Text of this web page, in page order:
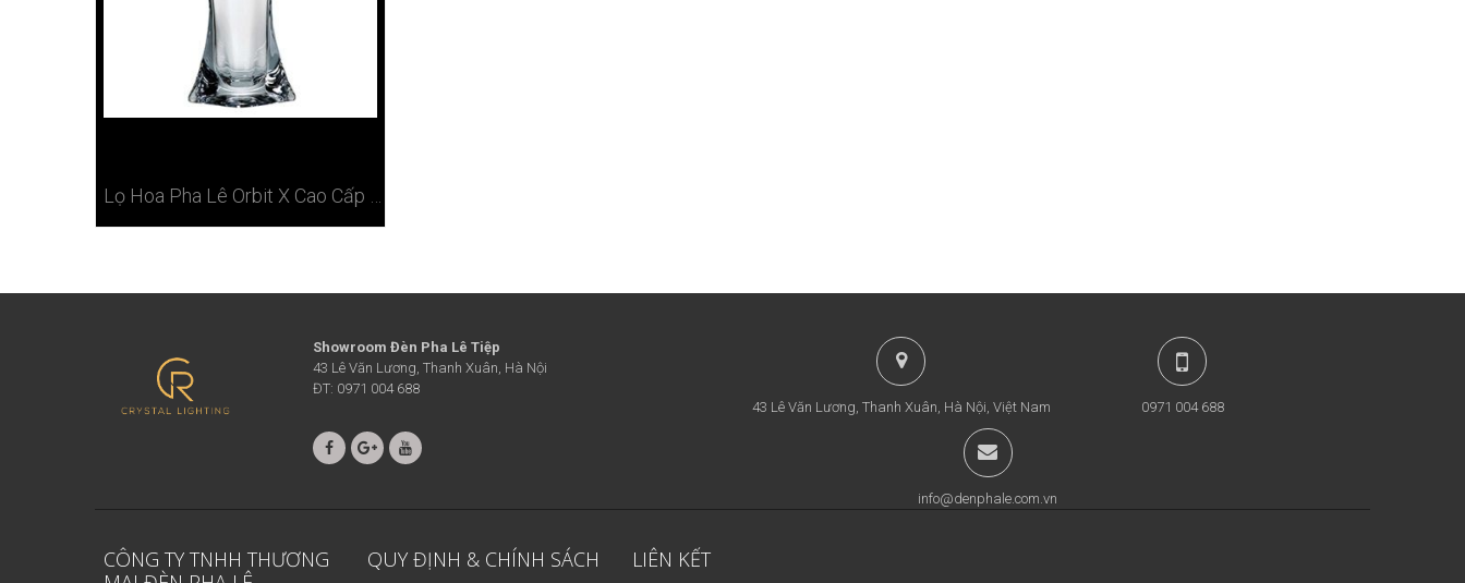
Showroom Đèn Pha Lê Tiệp
43 Lê Văn Lương, Thanh Xuân, Hà Nội
ĐT: 0971 004 688
43 Lê Văn Lương, Thanh Xuân, Hà Nội, Việt Nam
0971 004 688
info@denphale.com.vn
CÔNG TY TNHH THƯƠNG
QUY ĐỊNH & CHÍNH SÁCH LIÊN KẾT